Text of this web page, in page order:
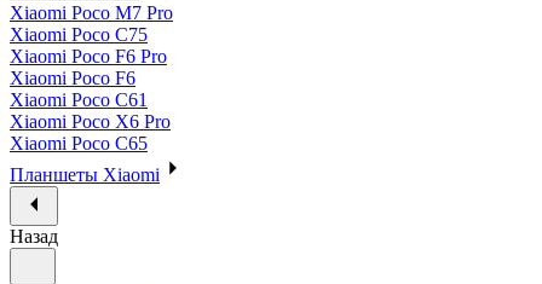
Xiaomi Poco M7 Pro
Xiaomi Poco C75
Xiaomi Poco F6 Pro
Xiaomi Poco F6
Xiaomi Poco C61
Xiaomi Poco X6 Pro
Xiaomi Poco C65
Планшеты Xiaomi
Назад